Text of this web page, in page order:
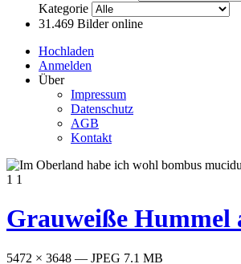
Kategorie
31.469 Bilder online
Hochladen
Anmelden
Über
Impressum
Datenschutz
AGB
Kontakt
1 1
Grauweiße Hummel
5472 × 3648 — JPEG 7.1 MB